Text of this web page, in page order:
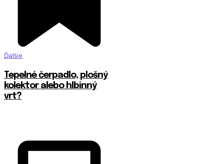
Ďalšie
Tepelné čerpadlo, plošný
kolektor alebo hlbinný
vrt?